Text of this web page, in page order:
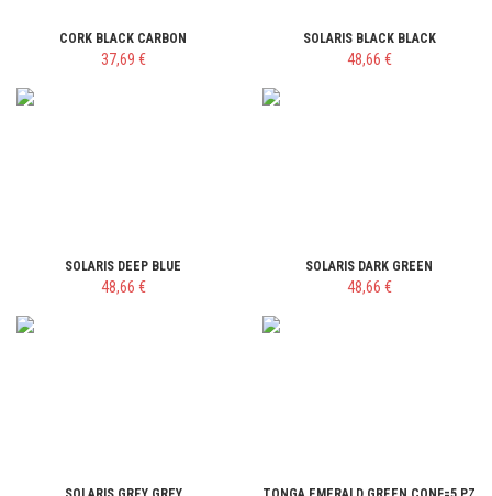
CORK BLACK CARBON
37,69 €
SOLARIS BLACK BLACK
48,66 €
SOLARIS DEEP BLUE
48,66 €
SOLARIS DARK GREEN
48,66 €